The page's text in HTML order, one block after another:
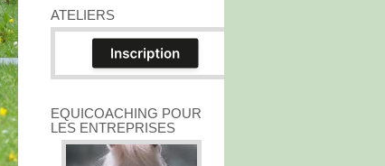
ATELIERS
EQUICOACHING POUR
LES ENTREPRISES